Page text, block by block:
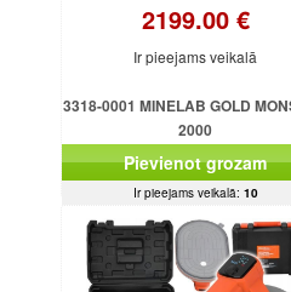
2199.00 €
Ir pieejams veikalā
3318-0001 MINELAB GOLD
2000
Pievienot grozam
Ir pieejams veikalā: 10